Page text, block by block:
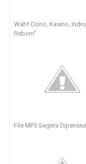
Wah!! Dono, Kasino,
Reborn"
File MP3 Segera